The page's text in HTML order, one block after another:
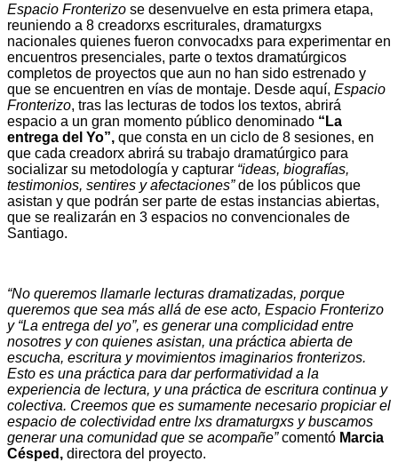
Espacio Fronterizo se desenvuelve en esta primera etapa,
reuniendo a 8 creadorxs escriturales, dramaturgxs
nacionales quienes fueron convocadxs para experimentar en
encuentros presenciales, parte o textos dramatúrgicos
completos de proyectos que aun no han sido estrenado y
que se encuentren en vías de montaje. Desde aquí, Espacio
Fronterizo, tras las lecturas de todos los textos, abrirá
espacio a un gran momento público denominado “La
entrega del Yo”, que consta en un ciclo de 8 sesiones, en
que cada creadorx abrirá su trabajo dramatúrgico para
socializar su metodología y capturar “ideas, biografías,
testimonios, sentires y afectaciones”de los públicos que
asistan y que podrán ser parte de estas instancias abiertas,
que se realizarán en 3 espacios no convencionales de
Santiago.
“No queremos llamarle lecturas dramatizadas, porque
queremos que sea más allá de ese acto, Espacio Fronterizo
y “La entrega del yo”, es generar una complicidad entre
nosotres y con quienes asistan, una práctica abierta de
escucha, escritura y movimientos imaginarios fronterizos.
Esto es una práctica para dar performatividad a la
experiencia de lectura, y una práctica de escritura continua y
colectiva. Creemos que es sumamente necesario propiciar el
espacio de colectividad entre lxs dramaturgxs y buscamos
generar una comunidad que se acompañe”comentó Marcia
Césped, directora del proyecto.